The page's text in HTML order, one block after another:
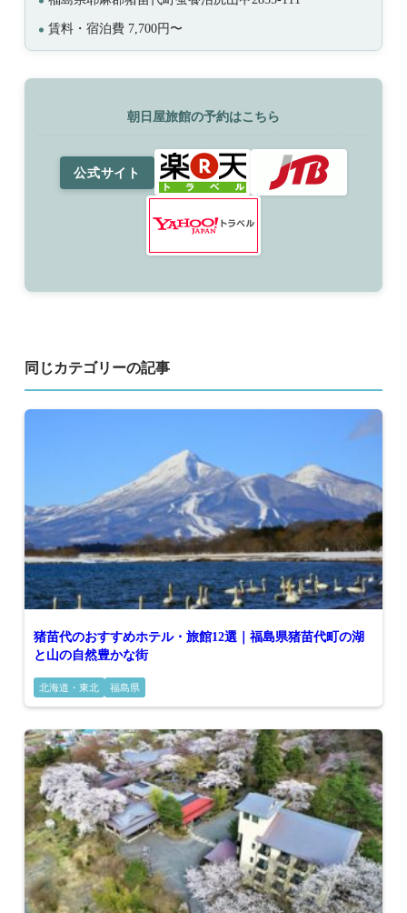
賃料・宿泊費 7,700円〜
朝日屋旅館の予約はこちら
公式サイト
同じカテゴリーの記事
猪苗代のおすすめホテル・旅館12選｜福島県猪苗代町の湖
と山の自然豊かな街
北海道・東北 福島県